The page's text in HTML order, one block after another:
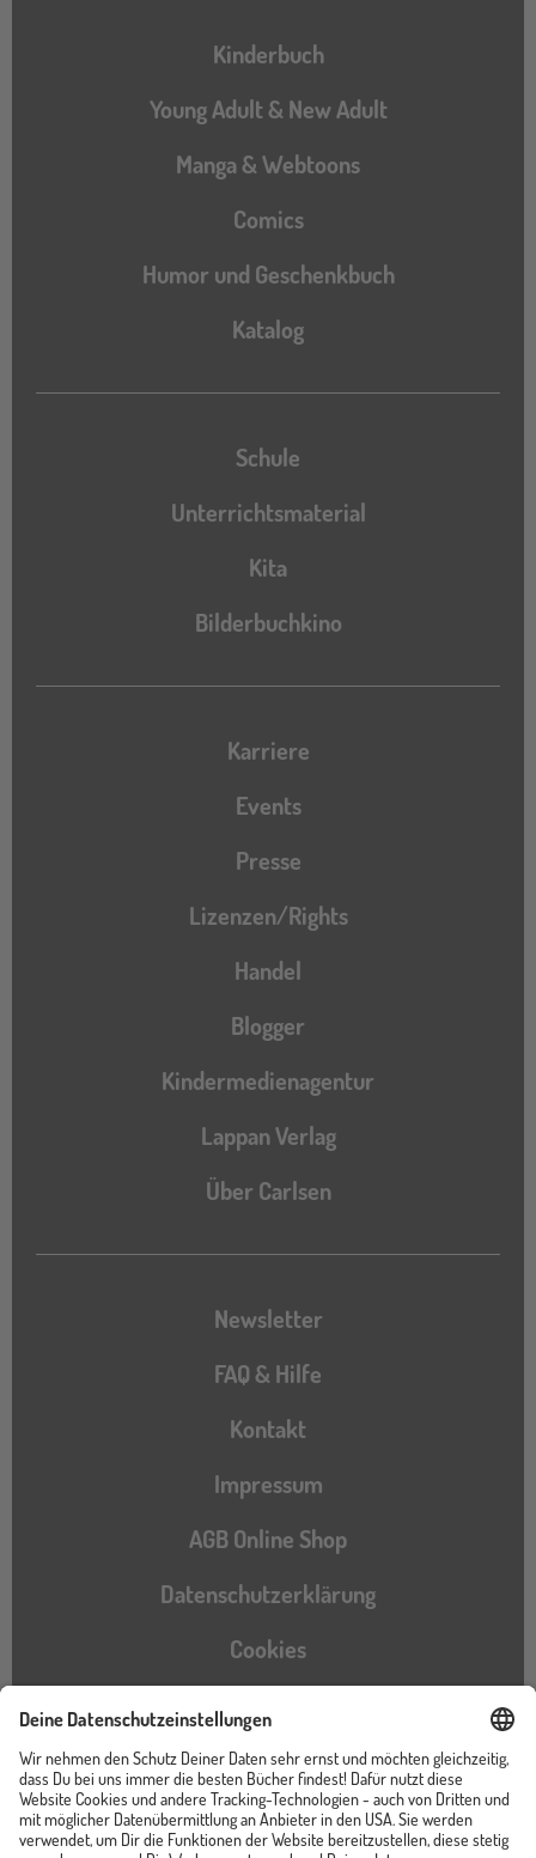
Hauptnavigation
Kinderbuch
Young Adult & New Adult
Manga & Webtoons
Comics
Humor und Geschenkbuch
Katalog
Katalog
Schule
Unterrichtsmaterial
Kita
Bilderbuchkino
Karriere
Events
Presse
Lizenzen/Rights
Handel
Blogger
Kindermedienagentur
Lappan Verlag
Über Carlsen
Newsletter
FAQ & Hilfe
Kontakt
Impressum
AGB Online Shop
Datenschutzerklärung
Cookies
Barrierefreiheitserklärung
Instagram
TikTokPinterestYouTubeFacebook